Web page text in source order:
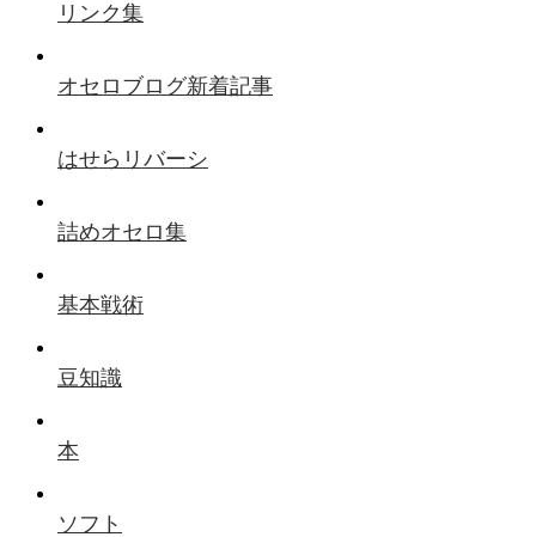
リンク集
オセロブログ新着記事
はせらリバーシ
詰めオセロ集
基本戦術
豆知識
本
ソフト